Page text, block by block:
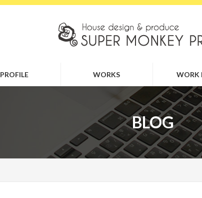
PROFILE WORKS WORK
BLOG